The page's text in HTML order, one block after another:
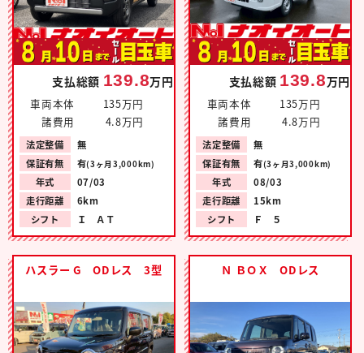
支払総額 139.8万円
車両本体
135万円
諸費用
4.8万円
法定整備
無
保証有無
有(3ヶ月3,000km)
年式
07/03
走行距離
6km
シフト
Ｉ ＡＴ
支払総額 139.8万円
車両本体
135万円
諸費用
4.8万円
法定整備
無
保証有無
有(3ヶ月3,000km)
年式
08/03
走行距離
15km
シフト
Ｆ ５
ハスラー G ODレス 3型 Ｎ ＢＯＸ ODレス